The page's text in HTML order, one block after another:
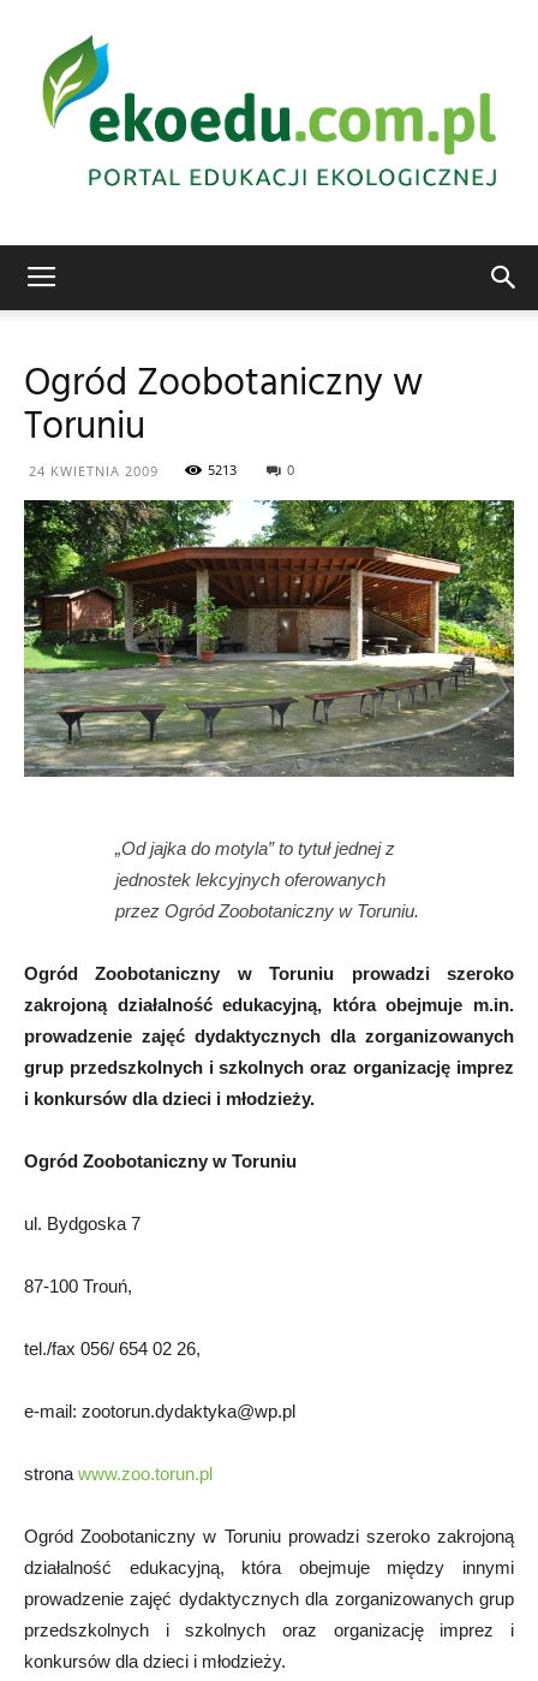
Abrys
Ogród Zoobotaniczny w
Toruniu
24 KWIETNIA 2009 5213 0
„Od jajka do motyla” to tytuł jednej z
jednostek lekcyjnych oferowanych
przez Ogród Zoobotaniczny w Toruniu.
Ogród Zoobotaniczny w Toruniu prowadzi szeroko
zakrojoną działalność edukacyjną, która obejmuje m.in.
prowadzenie zajęć dydaktycznych dla zorganizowanych
grup przedszkolnych i szkolnych oraz organizację imprez
i konkursów dla dzieci i młodzieży.
Ogród Zoobotaniczny w Toruniu
ul. Bydgoska 7
87-100 Trouń,
tel./fax 056/ 654 02 26,
e-mail: zootorun.dydaktyka@wp.pl
stronawww.zoo.torun.pl
Ogród Zoobotaniczny w Toruniu prowadzi szeroko zakrojoną
działalność edukacyjną, która obejmuje między innymi
prowadzenie zajęć dydaktycznych dla zorganizowanych grup
przedszkolnych i szkolnych oraz organizację imprez i
konkursów dla dzieci i młodzieży.